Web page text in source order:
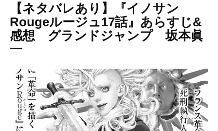
【ネタバレあり】『イノサン
Rougeルージュ17話』あらすじ&
感想 グランドジャンプ 坂本眞
一